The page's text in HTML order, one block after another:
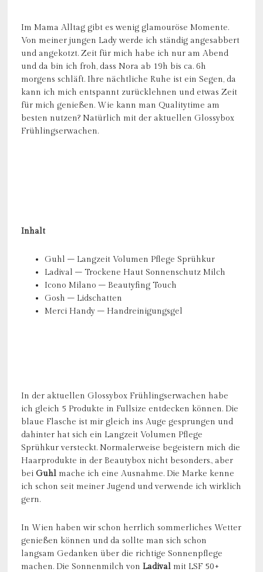
Im Mama Alltag gibt es wenig glamouröse Momente.
Von meiner jungen Lady werde ich ständig angesabbert
und angekotzt. Zeit für mich habe ich nur am Abend
und da bin ich froh, dass Nora ab 19h bis ca. 6h
morgens schläft. Ihre nächtliche Ruhe ist ein Segen, da
kann ich mich entspannt zurücklehnen und etwas Zeit
für mich genießen. Wie kann man Qualitytime am
besten nutzen? Natürlich mit der aktuellen Glossybox
Frühlingserwachen.
Inhalt
Guhl – Langzeit Volumen Pflege Sprühkur
Ladival – Trockene Haut Sonnenschutz Milch
Icono Milano – Beautyfing Touch
Gosh – Lidschatten
Merci Handy – Handreinigungsgel
In der aktuellen Glossybox Frühlingserwachen habe
ich gleich 5 Produkte in Fullsize entdecken können. Die
blaue Flasche ist mir gleich ins Auge gesprungen und
dahinter hat sich ein Langzeit Volumen Pflege
Sprühkur versteckt. Normalerweise begeistern mich die
Haarprodukte in der Beautybox nicht besonders., aber
bei Guhlmache ich eine Ausnahme. Die Marke kenne
ich schon seit meiner Jugend und verwende ich wirklich
gern.
In Wien haben wir schon herrlich sommerliches Wetter
genießen können und da sollte man sich schon
langsam Gedanken über die richtige Sonnenpflege
machen. Die Sonnenmilch von Ladival mit LSF 50+